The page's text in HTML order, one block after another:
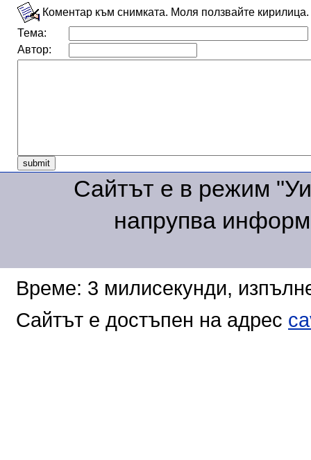
Коментар към снимката. Моля ползвайте кирилица.
Тема:
Автор:
Сайтът е в режим
напрупва
Време: 3 милисекунди,
Сайтът е достъпен на адрес